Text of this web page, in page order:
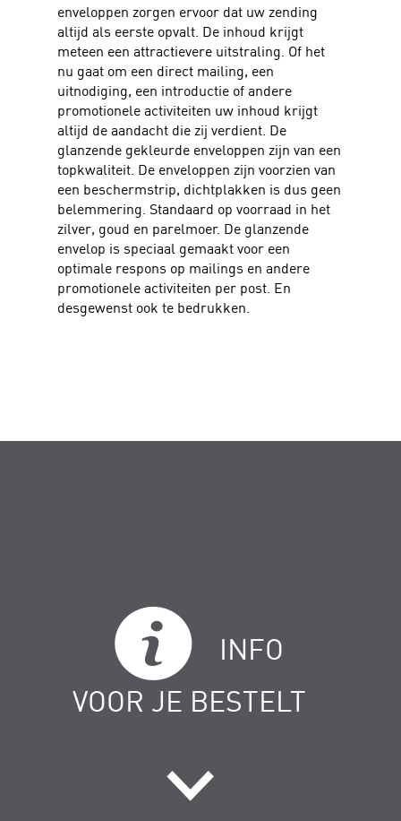
enveloppen zorgen ervoor dat uw zending
altijd als eerste opvalt. De inhoud krijgt
meteen een attractievere uitstraling. Of het
nu gaat om een direct mailing, een
uitnodiging, een introductie of andere
promotionele activiteiten uw inhoud krijgt
altijd de aandacht die zij verdient. De
glanzende gekleurde enveloppen zijn van een
topkwaliteit. De enveloppen zijn voorzien van
een beschermstrip, dichtplakken is dus geen
belemmering. Standaard op voorraad in het
zilver, goud en parelmoer. De glanzende
envelop is speciaal gemaakt voor een
optimale respons op mailings en andere
promotionele activiteiten per post. En
desgewenst ook te bedrukken.
INFO
VOOR JE BESTELT